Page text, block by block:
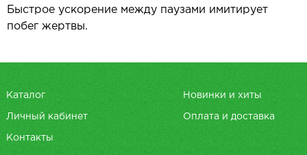
Быстрое ускорение между паузами имитирует
побег жертвы.
Каталог Новинки и хиты
Личный кабинет Оплата и доставка
Контакты